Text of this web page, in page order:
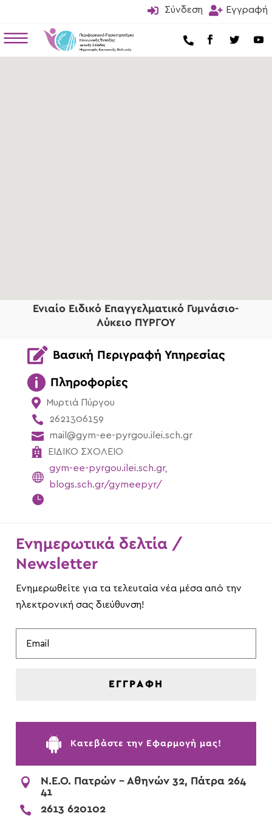
 Σύνδεση  Εγγραφή

Ενιαίο Ειδικό Επαγγελματικό Γυμνάσιο-
Λύκειο ΠΥΡΓΟΥ
 Βασική Περιγραφή Υπηρεσίας
 Πληροφορίες
 Μυρτιά Πύργου
 2621306159
 mail@gym-ee-pyrgou.ilei.sch.gr
 ΕΙΔΙΚΟ ΣΧΟΛΕΙΟ

gym-ee-pyrgou.ilei.sch.gr,
blogs.sch.gr/gymeepyr/

Ενημερωτικά δελτία /
Newsletter
Ενημερωθείτε για τα τελευταία νέα μέσα από την
ηλεκτρονική σας διεύθυνση!
ΕΓΓΡΑΦΗ
 Kατεβάστε την Εφαρμογή μας!

Ν.Ε.Ο. Πατρών - Αθηνών 32, Πάτρα 264
41
 2613 620102